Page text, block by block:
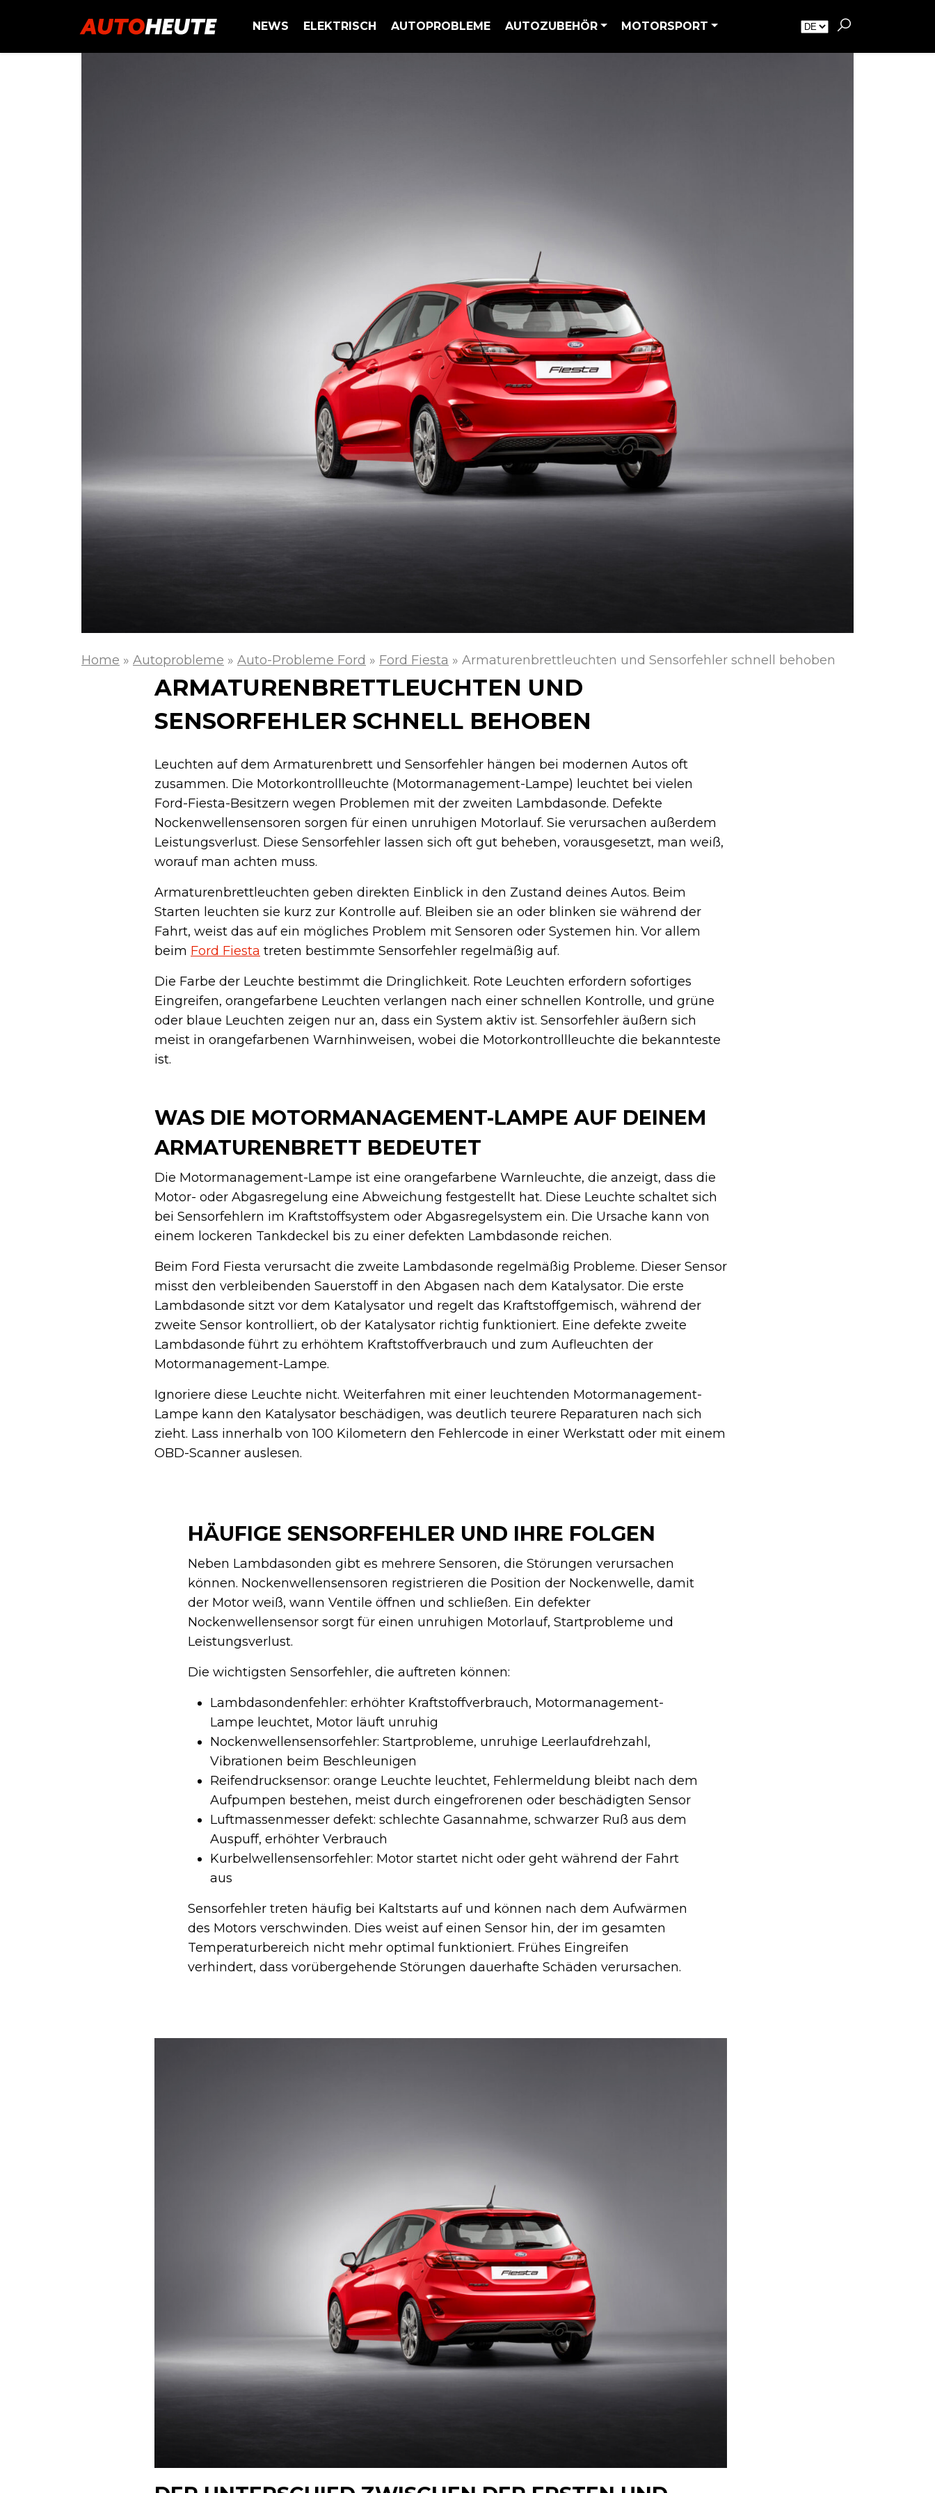
NEWS ELEKTRISCH AUTOPROBLEME AUTOZUBEHÖR MOTORSPORT
Home » Autoprobleme » Auto-Probleme Ford » Ford Fiesta » Armaturenbrettleuchten und Sensorfehler schnell behoben
ARMATURENBRETTLEUCHTEN UND
SENSORFEHLER SCHNELL BEHOBEN
Leuchten auf dem Armaturenbrett und Sensorfehler hängen bei modernen Autos oft
zusammen. Die Motorkontrollleuchte (Motormanagement-Lampe) leuchtet bei vielen
Ford-Fiest­a-Besitzern wegen Problemen mit der zweiten Lambdasonde. Defekte
Nockenwellensensoren sorgen für einen unruhigen Motorlauf. Sie verursachen außerdem
Leistungsverlust. Diese Sensorfehler lassen sich oft gut beheben, vorausgesetzt, man weiß,
worauf man achten muss.
Armaturenbrettleuchten geben direkten Einblick in den Zustand deines Autos. Beim
Starten leuchten sie kurz zur Kontrolle auf. Bleiben sie an oder blinken sie während der
Fahrt, weist das auf ein mögliches Problem mit Sensoren oder Systemen hin. Vor allem
beim Ford Fiesta treten bestimmte Sensorfehler regelmäßig auf.
Die Farbe der Leuchte bestimmt die Dringlichkeit. Rote Leuchten erfordern sofortiges
Eingreifen, orangefarbene Leuchten verlangen nach einer schnellen Kontrolle, und grüne
oder blaue Leuchten zeigen nur an, dass ein System aktiv ist. Sensorfehler äußern sich
meist in orangefarbenen Warnhinweisen, wobei die Motorkontrollleuchte die bekannteste
ist.
WAS DIE MOTORMANAGEMENT-LAMPE AUF DEINEM
ARMATURENBRETT BEDEUTET
Die Motormanagement-Lampe ist eine orangefarbene Warnleuchte, die anzeigt, dass die
Motor- oder Abgasregelung eine Abweichung festgestellt hat. Diese Leuchte schaltet sich
bei Sensorfehlern im Kraftstoffsystem oder Abgasregelsystem ein. Die Ursache kann von
einem lockeren Tankdeckel bis zu einer defekten Lambdasonde reichen.
Beim Ford Fiesta verursacht die zweite Lambdasonde regelmäßig Probleme. Dieser Sensor
misst den verbleibenden Sauerstoff in den Abgasen nach dem Katalysator. Die erste
Lambdasonde sitzt vor dem Katalysator und regelt das Kraftstoffgemisch, während der
zweite Sensor kontrolliert, ob der Katalysator richtig funktioniert. Eine defekte zweite
Lambdasonde führt zu erhöhtem Kraftstoffverbrauch und zum Aufleuchten der
Motormanagement-Lampe.
Ignoriere diese Leuchte nicht. Weiterfahren mit einer leuchtenden Motormanagement-
Lampe kann den Katalysator beschädigen, was deutlich teurere Reparaturen nach sich
zieht. Lass innerhalb von 100 Kilometern den Fehlercode in einer Werkstatt oder mit einem
OBD-Scanner auslesen.
HÄUFIGE SENSORFEHLER UND IHRE FOLGEN
Neben Lambdasonden gibt es mehrere Sensoren, die Störungen verursachen
können. Nockenwellensensoren registrieren die Position der Nockenwelle, damit
der Motor weiß, wann Ventile öffnen und schließen. Ein defekter
Nockenwellensensor sorgt für einen unruhigen Motorlauf, Startprobleme und
Leistungsverlust.
Die wichtigsten Sensorfehler, die auftreten können:
Lambdasondenfehler: erhöhter Kraftstoffverbrauch, Motormanagement-
Lampe leuchtet, Motor läuft unruhig
Nockenwellensensorfehler: Startprobleme, unruhige Leerlaufdrehzahl,
Vibrationen beim Beschleunigen
Reifendrucksensor: orange Leuchte leuchtet, Fehlermeldung bleibt nach dem
Aufpumpen bestehen, meist durch eingefrorenen oder beschädigten Sensor
Luftmassenmesser defekt: schlechte Gasannahme, schwarzer Ruß aus dem
Auspuff, erhöhter Verbrauch
Kurbelwellensensorfehler: Motor startet nicht oder geht während der Fahrt
aus
Sensorfehler treten häufig bei Kaltstarts auf und können nach dem Aufwärmen
des Motors verschwinden. Dies weist auf einen Sensor hin, der im gesamten
Temperaturbereich nicht mehr optimal funktioniert. Frühes Eingreifen
verhindert, dass vorübergehende Störungen dauerhafte Schäden verursachen.